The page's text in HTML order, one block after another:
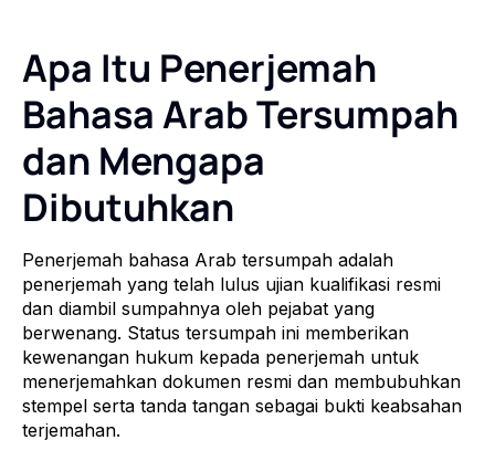
Apa Itu Penerjemah
Bahasa Arab Tersumpah
dan Mengapa
Dibutuhkan
Penerjemah bahasa Arab tersumpah adalah
penerjemah yang telah lulus ujian kualifikasi resmi
dan diambil sumpahnya oleh pejabat yang
berwenang. Status tersumpah ini memberikan
kewenangan hukum kepada penerjemah untuk
menerjemahkan dokumen resmi dan membubuhkan
stempel serta tanda tangan sebagai bukti keabsahan
terjemahan.